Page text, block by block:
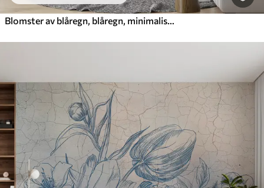
Blomster av blåregn, blåregn, minimalisme, monokrom, loft og japansk stil